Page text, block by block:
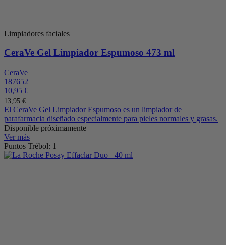
Limpiadores faciales
CeraVe Gel Limpiador Espumoso 473 ml
CeraVe
187652
10,95 €
13,95 €
El CeraVe Gel Limpiador Espumoso es un limpiador de
parafarmacia diseñado especialmente para pieles normales y grasas.
Disponible próximamente
Ver más
Puntos Trébol: 1